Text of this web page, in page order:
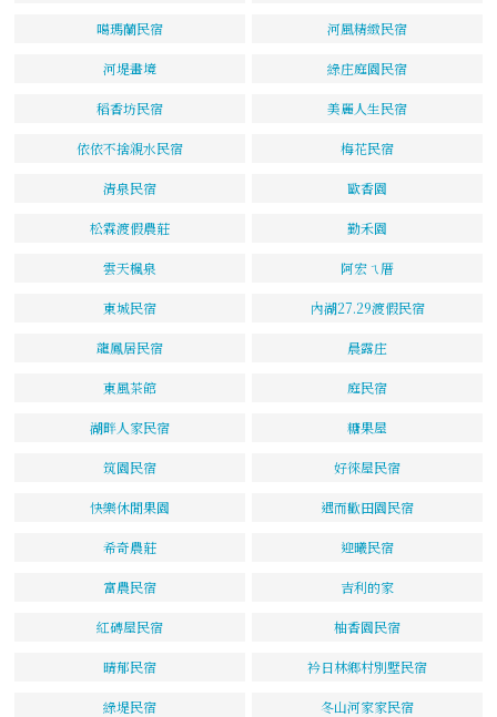
噶瑪蘭民宿 河風精緻民宿
河堤畫境 綠庄庭園民宿
稻香坊民宿 美麗人生民宿
依依不捨親水民宿 梅花民宿
清泉民宿 歐香園
松霖渡假農莊 勤禾園
雲天楓泉 阿宏ㄟ厝
東城民宿 內湖27.29渡假民宿
龍鳳居民宿 晨露庄
東風茶館 庭民宿
湖畔人家民宿 糖果屋
筑園民宿 好徠屋民宿
快樂休閒果園 遇而歡田園民宿
希奇農莊 迎曦民宿
富農民宿 吉利的家
紅磚屋民宿 柚香園民宿
晴郁民宿 衿日林鄉村別墅民宿
綠堤民宿 冬山河家家民宿